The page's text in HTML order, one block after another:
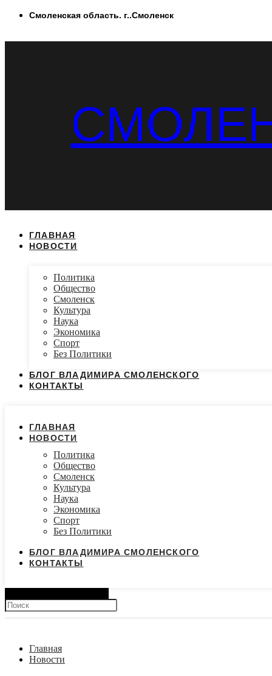
ПерейтиСмоленская область. г..Смоленск
ГЛАВНАЯ
НОВОСТИ
Политика
Общество
Смоленск
Культура
Наука
Экономика
Спорт
Без Политики
БЛОГ ВЛАДИМИРА СМОЛЕНСКОГО
КОНТАКТЫ
ГЛАВНАЯ
НОВОСТИ
Политика
Общество
Смоленск
Культура
Наука
Экономика
Спорт
Без Политики
БЛОГ ВЛАДИМИРА СМОЛЕНСКОГО
КОНТАКТЫ
Главная
Новости